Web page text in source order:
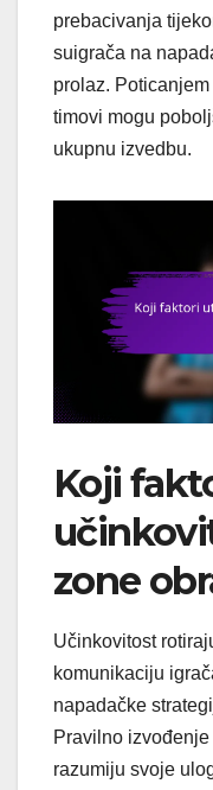
prebacivanja
suigrača na
prolaz.
timovi mogu
ukupnu izvedbu.
Koji
zone
Učinkovitost
komunikaciju
napadačke
Pravilno
razumiju svoje